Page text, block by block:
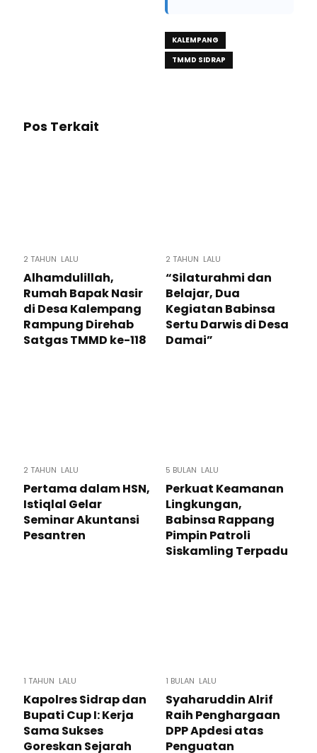
KALEMPANG
TMMD SIDRAP
Pos Terkait
2 TAHUN LALU
Alhamdulillah,
Rumah Bapak Nasir
di Desa Kalempang
Rampung Direhab
Satgas TMMD ke-118
2 TAHUN LALU
“Silaturahmi dan
Belajar, Dua
Kegiatan Babinsa
Sertu Darwis di Desa
Damai”
2 TAHUN LALU
Pertama dalam HSN,
Istiqlal Gelar
Seminar Akuntansi
Pesantren
5 BULAN LALU
Perkuat Keamanan
Lingkungan,
Babinsa Rappang
Pimpin Patroli
Siskamling Terpadu
1 TAHUN LALU
Kapolres Sidrap dan
Bupati Cup I: Kerja
Sama Sukses
Goreskan Sejarah
1 BULAN LALU
Syaharuddin Alrif
Raih Penghargaan
DPP Apdesi atas
Penguatan